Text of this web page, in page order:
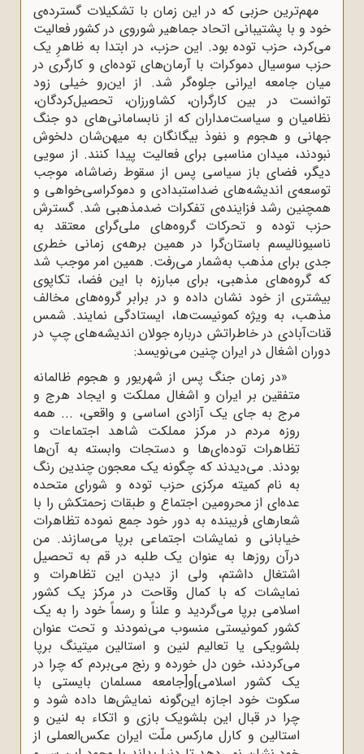
مهم‌ترین حزبی که در این زمان با تشکیلات گسترده‌ی
خود و با پشتیبانی اتحاد جماهیر شوروی در کشور فعالیت
می‌کرد، حزب توده‌ بود. این حزب، در ابتدا به‌ ظاهرِ یک
حزب سوسیال دموکرات با آرمان‌های توده‌ای و کارگری در
میان جامعه ایرانی جلوه‌گر شد. از این‌رو خیلی زود
توانست در بین کارگران، کشاورزان، تحصیل‌کردگان،
نظامیان و سیاست‌مداران که از نابسامانی‌های دو جنگ
جهانی و هجوم و نفوذ بیگانگان به میهن‌شان دلخوش
نبودند، میدان مناسبی برای فعالیت پیدا کنند. از سویی
دیگر، فضای باز سیاسی پس از سقوط رضاشاه، موجب
توسعه‌ی اندیشه‌های ضداستبدادی و دموکراسی‌خواهی و
همچنین رشد فزاینده‌ی تفکرات ضدمذهبی شد. گسترش
حزب توده و تحرکات گروه‌های ملی‌گرای معتقد به
ناسیونالیسم باستان‌گرا در همین برهه‌ی زمانی خطری
جدی برای مذهب به‌شمار می‌رفت. همین امر موجب ‌شد
که گروه‌های مذهبی، برای مبارزه با این فضا، تکاپوی
بیشتری از خود نشان داده و در برابر گروه‌های مخالف
مذهب، به ویژه کمونیست‌ها، ایستادگی نمایند. شمس
قنات‌آبادی در خاطراتش درباره جولان اندیشه‌های چپ در
دوران اشغال در ایران چنین می‌نویسد:
«در زمان جنگ پس از شهریور و هجوم ظالمانه
متفقین بر ایران و اشغال مملکت و ایجاد هرج و
مرج به جای یک آزادی اساسی و واقعی، ... همه
روزه مردم در مرکز مملکت شاهد اجتماعات و
تظاهرات توده‌ای‌ها و دستجات وابسته به آن‌ها
بودند. می‌دیدند که چگونه یک معجون چندین رنگ
به نام کمیته مرکزی حزب توده و شورای متحده
عده‌ای از محرومین اجتماع و طبقات زحمتکش را با
شعارهای فریبنده به دور خود جمع نموده تظاهرات
خیابانی و نمایشات اجتماعی برپا می‌سازند. من
درآن روزها به‌ عنوان یک طلبه در قم به تحصیل
اشتغال داشتم، ولی از دیدن این تظاهرات و
نمایشات که با کمال وقاحت در مرکز یک کشور
اسلامی برپا می‌گردید و علناً و رسماً خود را به یک
کشور کمونیستی منسوب می‌نمودند و تحت عنوان
بلشویکی یا تعالیم لنین و استالین میتینگ برپا
می‌کردند، خون دل خورده و رنج می‌بردم که چرا در
یک کشور اسلامی]و[جامعه مسلمان بایستی با
سکوت خود اجازه این‌گونه نمایش‌ها داده شود و
چرا در قبال این بلشویک بازی و اتکاء به لنین و
استالین و کارل مارکس ملّت ایران عکس‌العملی از